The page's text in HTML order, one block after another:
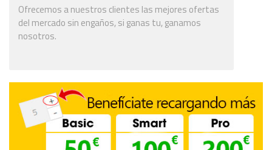
Ofrecemos a nuestros clientes las mejores ofertas
del mercado sin engaños, si ganas tu, ganamos
nosotros.